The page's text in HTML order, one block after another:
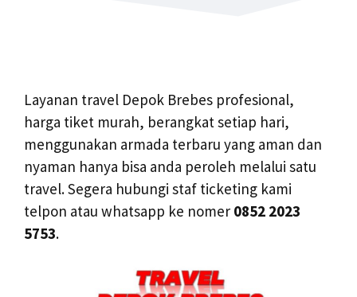
Layanan travel Depok Brebes profesional,
harga tiket murah, berangkat setiap hari,
menggunakan armada terbaru yang aman dan
nyaman hanya bisa anda peroleh melalui satu
travel. Segera hubungi staf ticketing kami
telpon atau whatsapp ke nomer 0852 2023
5753.